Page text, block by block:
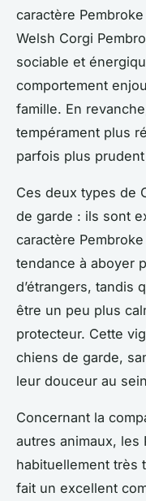
caractère
Welsh Corgi
sociable et
comportement
famille. En
tempérament plus
parfois plus
Ces deux types de
de garde : ils sont
caractère
tendance à aboyer
d’étrangers, tandis
être un peu plus
protecteur. Cette
chiens de garde,
leur douceur au
Concernant la
autres animaux, les
habituellement très
fait un excellent